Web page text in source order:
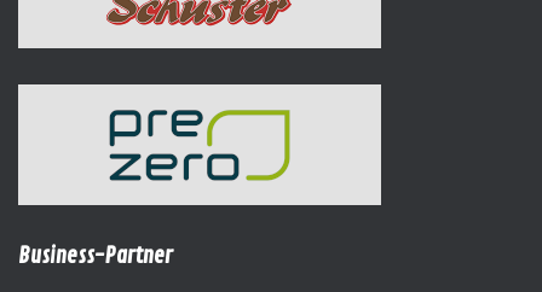
Business-Partner